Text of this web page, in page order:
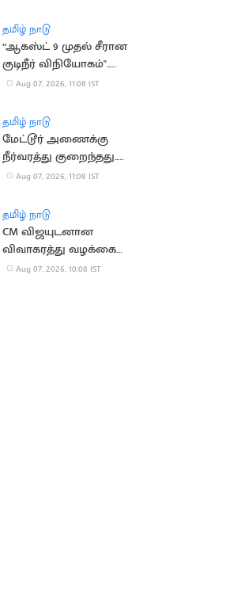
செல்ல தடை
தமிழ் நாடு
“ஆகஸ்ட் 9 முதல் சீரான
குடிநீர் விநியோகம்"..
தூத்துக்குடி மேயர் உறுதி
Aug 07, 2026, 11:08 IST
தமிழ் நாடு
மேட்டூர் அணைக்கு
நீர்வரத்து குறைந்தது..
13,674 கன அடியாக சரிவு
Aug 07, 2026, 11:08 IST
தமிழ் நாடு
CM விஜயுடனான
விவாகரத்து வழக்கை
வாபஸ் வாங்கினார்
Aug 07, 2026, 10:08 IST